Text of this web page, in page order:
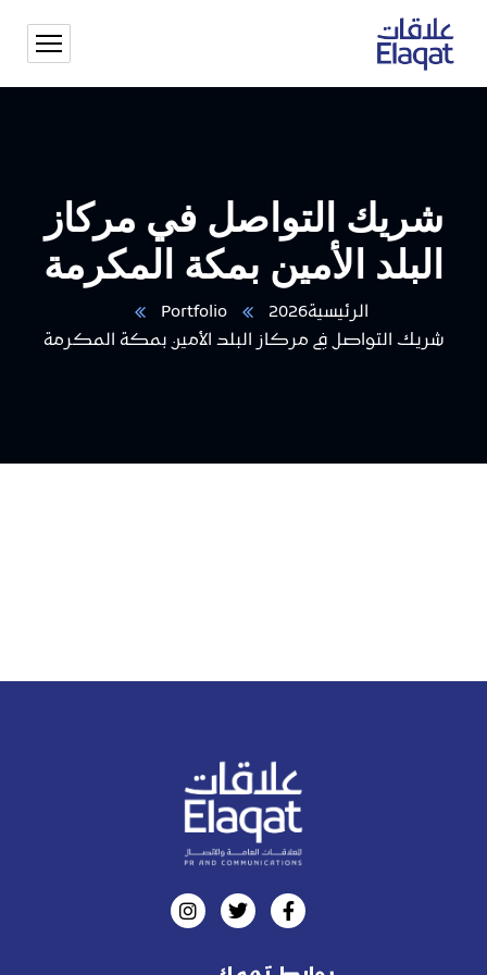
شريك التواصل في مركاز
البلد الأمين بمكة المكرمة
الرئيسية2026
Portfolio
شريك التواصل في مركاز البلد الأمين بمكة المكرمة